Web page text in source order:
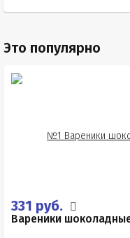
Это популярно
331 руб.
Вареники